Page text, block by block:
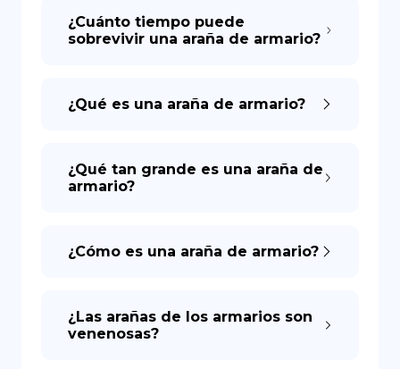
¿Cuánto tiempo puede
sobrevivir una araña de armario?
¿Qué es una araña de armario?
¿Qué tan grande es una araña de
armario?
¿Cómo es una araña de armario?
¿Las arañas de los armarios son
venenosas?